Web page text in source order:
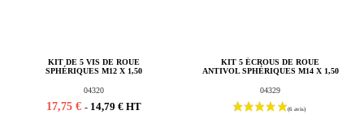
KIT DE 5 VIS DE ROUE
SPHÉRIQUES M12 X 1,50
04320
17,75 € - 14,79 € HT
KIT 5 ÉCROUS DE ROUE
ANTIVOL SPHÉRIQUES M14 X 1,50
04329